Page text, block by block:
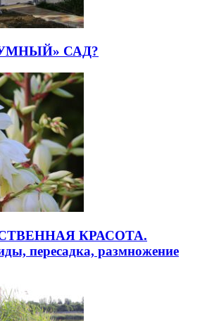
САД?
КРАСОТА.
пересадка, размножение